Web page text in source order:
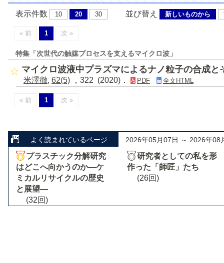
表示件数 10 20 30 並び替え 新しいものから
« 前 1 次 »
特集「次世代の触媒プロセスを支えるマイクロ波」
マイクロ波液中プラズマによるナノ粒子の合成と
米澤徹, 62(5) ，322 (2020)． PDF 全文HTML
« 前 1 次 »
よく読まれているページ 2026年05月07日 ～ 2026年08
プラスチック分解研究
はどこへ向かうのか―ケ
ミカルリサイクルの歴史
と展望―
(32回)
研究者としての私を形
作った「師匠」たち
(26回)